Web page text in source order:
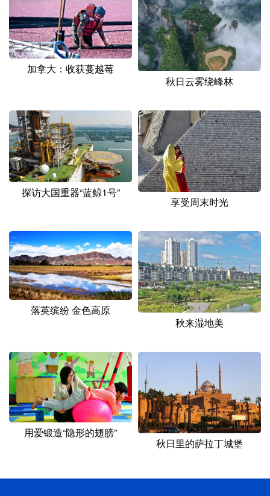
加拿大：收获蔓越莓
秋日云雾绕峰林
探访大国重器“蓝鲸1号”
享受周末时光
落英缤纷 金色高原
秋来湿地美
用爱锻造“隐形的翅膀”
秋日里的萨拉丁城堡